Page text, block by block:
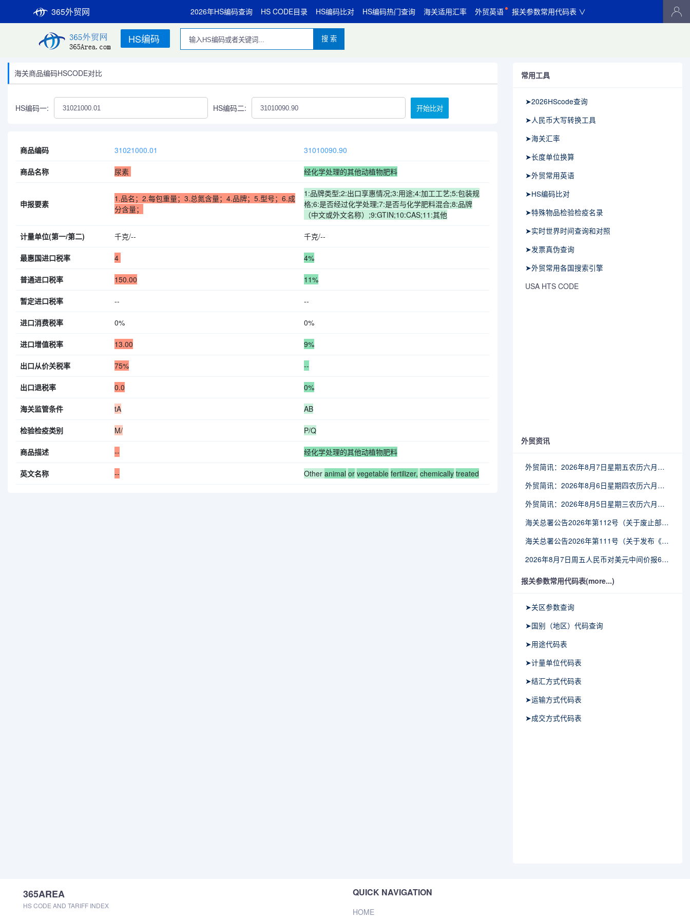
365外贸网 2026年HS编码查询 HS CODE目录 HS编码比对 HS编码热门查询 海关适用汇率 外贸英语 报关参数常用代码表 ∨
HS编码 搜 索
海关商品编码HSCODE对比
HS编码一: HS编码二: 开始比对
商品编码 31021000.01 31010090.90
商品名称 尿素 经化学处理的其他动植物肥料
申报要素
1.品名；2.每包重量；3.总氮含量；4.品牌； 5.型号；6.成
分含量；
1:品牌类型;2:出口享惠情况;3:用途;4:加工工艺;5:包装规
格;6:是否经过化学处理;7:是否与化学肥料混合;8:品牌
（中文或外文名称）;9:GTIN;10:CAS;11:其他
计量单位(第一/第二) 千克/-- 千克/--
最惠国进口税率 4 4%
普通进口税率 150.00 11%
暂定进口税率 -- --
进口消费税率 0% 0%
进口增值税率 13.00 9%
出口从价关税率 75% --
出口退税率 0.0 0%
海关监管条件 tA AB
检验检疫类别 M/ P/Q
商品描述 -- 经化学处理的其他动植物肥料
英文名称 -- Other animal or vegetable fertilizer, chemically treated
常用工具
➤2026HScode查询
➤人民币大写转换工具
➤海关汇率
➤长度单位换算
➤外贸常用英语
➤HS编码比对
➤特殊物品检验检疫名录
➤实时世界时间查询和对照
➤发票真伪查询
➤外贸常用各国搜索引擎
USA HTS CODE
外贸资讯
外贸简讯：2026年8月7日星期五农历六月廿五
外贸简讯：2026年8月6日星期四农历六月廿四
外贸简讯：2026年8月5日星期三农历六月廿三
海关总署公告2026年第112号（关于废止部分卫生检疫类规范性文件的公告）
海关总署公告2026年第111号（关于发布《进出境动植物检疫处理监督管理工作规定》《进出境卫生处理监督管理工作规定》的公告）
2026年8月7日周五人民币对美元中间价报6.7904调贬9个基点
报关参数常用代码表(more...)
➤关区参数查询
➤国别（地区）代码查询
➤用途代码表
➤计量单位代码表
➤结汇方式代码表
➤运输方式代码表
➤成交方式代码表
365AREA
HS CODE AND TARIFF INDEX
QUICK NAVIGATION
HOME